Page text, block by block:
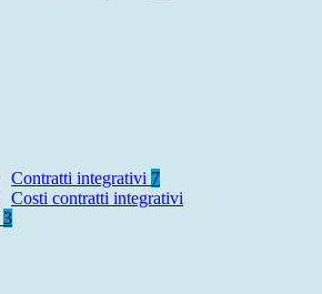
Contratti integrativi 7
Costi contratti integrativi
3